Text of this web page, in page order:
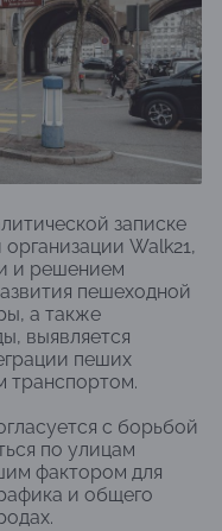
записке
Walk21,
и решением
пешеходной
а также
выявляется
пеших
транспортом.
с борьбой
по улицам
фактором для
и общего